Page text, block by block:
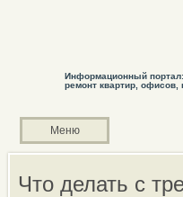
Информационный портал:
ремонт квартир, офисов,
Меню
Что делать с